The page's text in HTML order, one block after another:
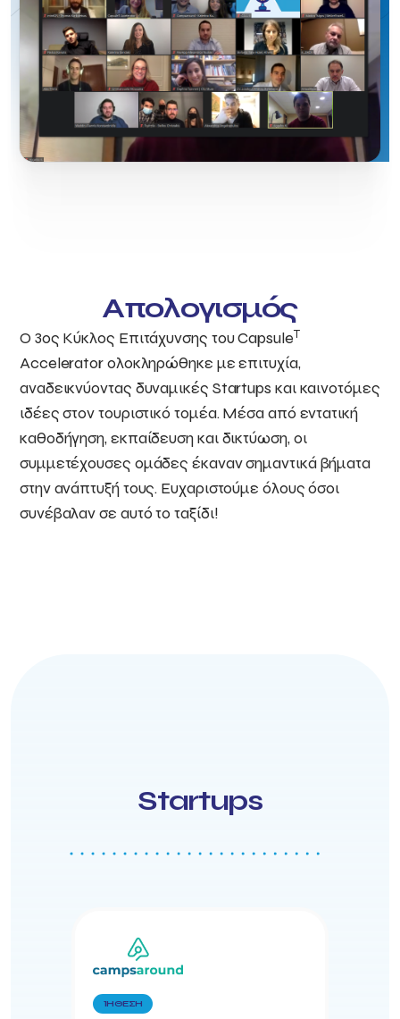
Απολογισμός
Ο 3ος Κύκλος Επιτάχυνσης του CapsuleT
Accelerator ολοκληρώθηκε με επιτυχία,
αναδεικνύοντας δυναμικές Startups και καινοτόμες
ιδέες στον τουριστικό τομέα. Μέσα από εντατική
καθοδήγηση, εκπαίδευση και δικτύωση, οι
συμμετέχουσες ομάδες έκαναν σημαντικά βήματα
στην ανάπτυξή τους. Ευχαριστούμε όλους όσοι
συνέβαλαν σε αυτό το ταξίδι!
Startups
1Η ΘΕΣΗ